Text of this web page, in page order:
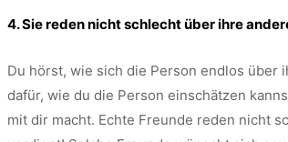
4. Sie reden nicht schlecht über ihre
Du hörst, wie sich die Person endlos über
dafür, wie du die Person einschätzen
mit dir macht. Echte Freunde reden nicht